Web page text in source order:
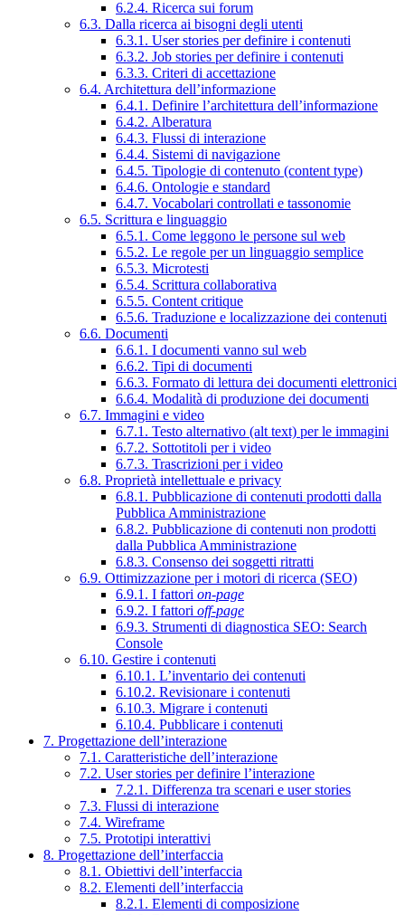
6.2.4. Ricerca sui forum
6.3. Dalla ricerca ai bisogni degli utenti
6.3.1. User stories per definire i contenuti
6.3.2. Job stories per definire i contenuti
6.3.3. Criteri di accettazione
6.4. Architettura dell’informazione
6.4.1. Definire l’architettura dell’informazione
6.4.2. Alberatura
6.4.3. Flussi di interazione
6.4.4. Sistemi di navigazione
6.4.5. Tipologie di contenuto (content type)
6.4.6. Ontologie e standard
6.4.7. Vocabolari controllati e tassonomie
6.5. Scrittura e linguaggio
6.5.1. Come leggono le persone sul web
6.5.2. Le regole per un linguaggio semplice
6.5.3. Microtesti
6.5.4. Scrittura collaborativa
6.5.5. Content critique
6.5.6. Traduzione e localizzazione dei contenuti
6.6. Documenti
6.6.1. I documenti vanno sul web
6.6.2. Tipi di documenti
6.6.3. Formato di lettura dei documenti elettronici
6.6.4. Modalità di produzione dei documenti
6.7. Immagini e video
6.7.1. Testo alternativo (alt text) per le immagini
6.7.2. Sottotitoli per i video
6.7.3. Trascrizioni per i video
6.8. Proprietà intellettuale e privacy
6.8.1. Pubblicazione di contenuti prodotti dalla
Pubblica Amministrazione
6.8.2. Pubblicazione di contenuti non prodotti
dalla Pubblica Amministrazione
6.8.3. Consenso dei soggetti ritratti
6.9. Ottimizzazione per i motori di ricerca (SEO)
6.9.1. I fattori on-page
6.9.2. I fattori off-page
6.9.3. Strumenti di diagnostica SEO: Search
Console
6.10. Gestire i contenuti
6.10.1. L’inventario dei contenuti
6.10.2. Revisionare i contenuti
6.10.3. Migrare i contenuti
6.10.4. Pubblicare i contenuti
7. Progettazione dell’interazione
7.1. Caratteristiche dell’interazione
7.2. User stories per definire l’interazione
7.2.1. Differenza tra scenari e user stories
7.3. Flussi di interazione
7.4. Wireframe
7.5. Prototipi interattivi
8. Progettazione dell’interfaccia
8.1. Obiettivi dell’interfaccia
8.2. Elementi dell’interfaccia
8.2.1. Elementi di composizione